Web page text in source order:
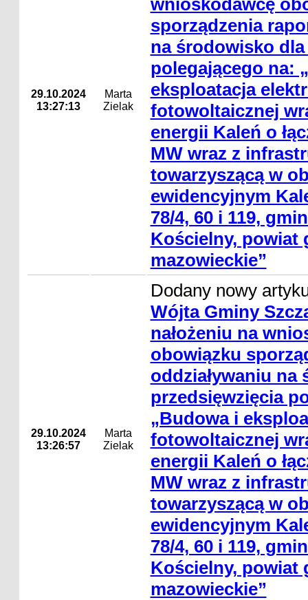
29.10.2024
13:27:13
Marta
Zielak
wnioskodawcę
sporządzenia
na środowisko
polegającego na:
eksploatacja
fotowoltaicznej
energii Kaleń o
MW wraz z
towarzyszącą w
ewidencyjnym
78/4, 60 i 119,
Kościelny, powiat
mazowieckie”
29.10.2024
13:26:57
Marta
Zielak
Dodany nowy
Wójta Gminy
nałożeniu na
obowiązku
oddziaływaniu na
przedsięwzięcia
„Budowa i
fotowoltaicznej
energii Kaleń o
MW wraz z
towarzyszącą w
ewidencyjnym
78/4, 60 i 119,
Kościelny, powiat
mazowieckie”